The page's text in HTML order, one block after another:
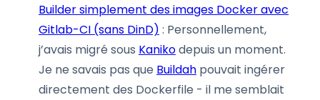
Builder simplement des images Docker avec
Gitlab-CI (sans DinD) : Personnellement,
j’avais migré sous Kanikodepuis un moment.
Je ne savais pas que Buildah pouvait ingérer
directement des Dockerfile - il me semblait